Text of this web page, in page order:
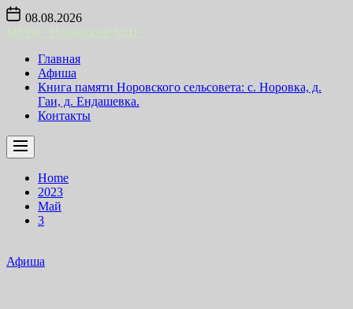
Skip
content
08.08.2026
Главная
Афиша
Книга памяти Норовского сельсовета: с. Норовка, д.
Гаи, д. Ендашевка.
Контакты
Home
2023
Май
3
Афиша